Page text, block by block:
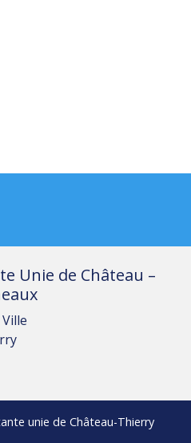
Unie de Château –
unie de Château-Thierry